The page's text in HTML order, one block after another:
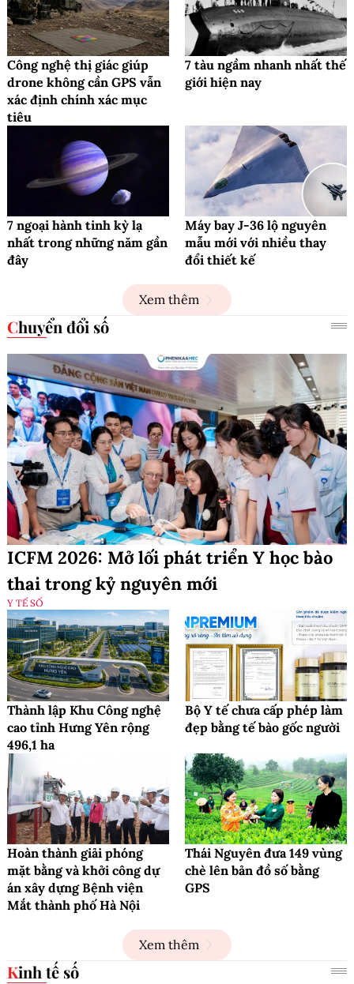
Công nghệ thị giác giúp
drone không cần GPS vẫn
xác định chính xác mục
tiêu
7 tàu ngầm nhanh nhất thế
giới hiện nay
7 ngoại hành tinh kỳ lạ
nhất trong những năm gần
đây
Máy bay J-36 lộ nguyên
mẫu mới với nhiều thay
đổi thiết kế
Xem thêm
Chuyển đổi số
ICFM 2026: Mở lối phát triển Y học bào
thai trong kỷ nguyên mới
Y TẾ SỐ
Thành lập Khu Công nghệ
cao tỉnh Hưng Yên rộng
496,1 ha
Bộ Y tế chưa cấp phép làm
đẹp bằng tế bào gốc người
Hoàn thành giải phóng
mặt bằng và khởi công dự
án xây dựng Bệnh viện
Mắt thành phố Hà Nội
Thái Nguyên đưa 149 vùng
chè lên bản đồ số bằng
GPS
Xem thêm
Kinh tế số